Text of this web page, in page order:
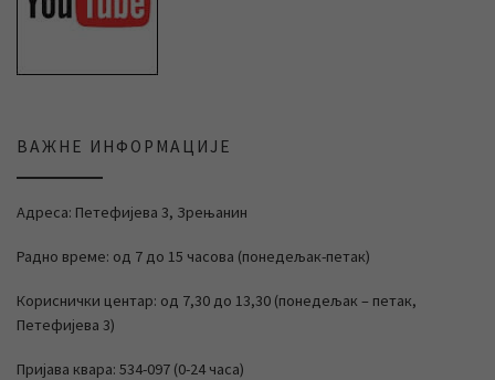
ВАЖНЕ ИНФОРМАЦИЈЕ
Адреса: Петефијева 3, Зрењанин
Радно време: од 7 до 15 часова (понедељак-петак)
Кориснички центар: од 7,30 до 13,30 (понедељак – петак,
Петефијева 3)
Пријава квара: 534-097 (0-24 часа)